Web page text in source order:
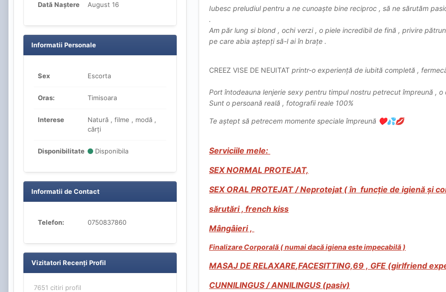
Dată Naștere August 16
Informatii Personale
Sex Escorta
Oras: Timisoara
Interese
Natură , filme , modă ,
cărți
Disponibilitate Disponibila
Informatii de Contact
Telefon: 0750837860
Vizitatori Recenți Profil
7651 citiri profil
Iubesc preludiul pentru a ne cunoaște bine reciproc , să ne sărutăm
.
Am păr lung si blond , ochi verzi , o piele incredibil de fină , privire
pe care abia aștepți să-l ai în brațe .
CREEZ VISE DE NEUITAT printr-o experiență de iubită completă ,
Port întodeauna lenjerie sexy pentru timpul nostru petrecut împreună ,
Sunt o persoană reală , fotografii reale 100%
Te aștept să petrecem momente speciale împreună ♥️💦💋
Serviciile mele:
SEX NORMAL PROTEJAT,
SEX ORAL PROTEJAT / Neprotejat ( în funcție de igienă și
sărutări , french kiss
Mângâieri ,
Finalizare Corporală ( numai dacă igiena este impecabilă )
MASAJ DE RELAXARE,FACESITTING,69 , GFE (girlfriend
CUNNILINGUS / ANNILINGUS (pasiv)